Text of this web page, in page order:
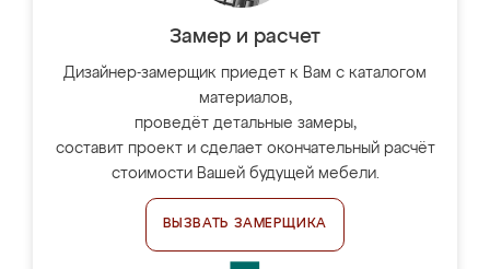
Замер и расчет
Дизайнер-замерщик приедет к Вам с каталогом
материалов,
проведёт детальные замеры,
составит проект и сделает окончательный расчёт
стоимости Вашей будущей мебели.
ВЫЗВАТЬ ЗАМЕРЩИКА